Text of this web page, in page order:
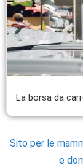
La borsa da
Sito per le
e